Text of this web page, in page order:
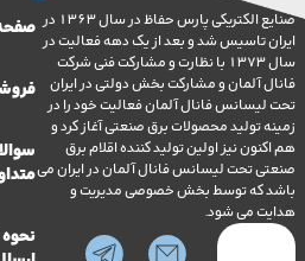
صنایع الکتریکی پارس حفاظ در سال 1363 در
شد و بعد از یک دهه فعالیت در
سال 1373 با نظارت و مشارکت فنی شرکت
و مشارکت بخش دولتی در ایران
فانال آلمان فعالیت خود را در
محصولات برق صنعتی آغاز کرد و
نیز اولین تولید کننده اقلام برق
لیسانس فانال آلمان در ایران می
توسط بخش خصوصی مدیریت و
می شود.
صفحه اصلی
فروشگاه
سوالات
متداول
نحوه خرید و